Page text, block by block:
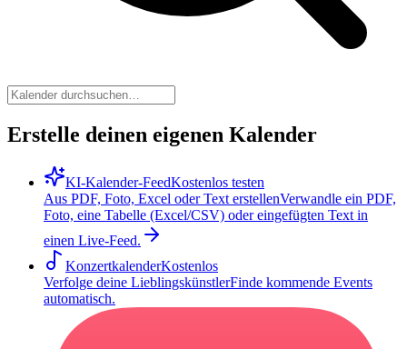
Erstelle deinen eigenen Kalender
KI-Kalender-FeedKostenlos testen
Aus PDF, Foto, Excel oder Text erstellenVerwandle ein PDF,
Foto, eine Tabelle (Excel/CSV) oder eingefügten Text in
einen Live-Feed.
KonzertkalenderKostenlos
Verfolge deine LieblingskünstlerFinde kommende Events
automatisch.